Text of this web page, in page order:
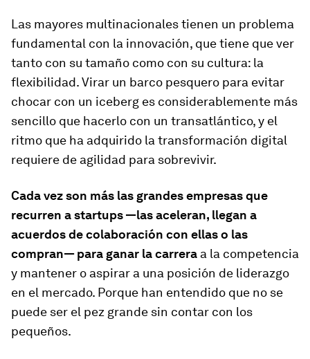
Las mayores multinacionales tienen un problema
fundamental con la innovación, que tiene que ver
tanto con su tamaño como con su cultura: la
flexibilidad. Virar un barco pesquero para evitar
chocar con un iceberg es considerablemente más
sencillo que hacerlo con un transatlántico, y el
ritmo que ha adquirido la transformación digital
requiere de agilidad para sobrevivir.
Cada vez son más las grandes empresas que
recurren astartups—las aceleran, llegan a
acuerdos de colaboración con ellas o las
compran— para ganar la carrera a la competencia
y mantener o aspirar a una posición de liderazgo
en el mercado. Porque han entendido que no se
puede ser el pez grande sin contar con los
pequeños.